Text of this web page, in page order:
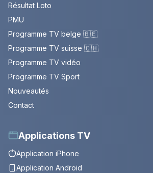
Résultat Loto
PMU
Programme TV belge 🇧🇪
Programme TV suisse 🇨🇭
Programme TV vidéo
Programme TV Sport
Nouveautés
Contact
Applications TV
Application iPhone
Application Android